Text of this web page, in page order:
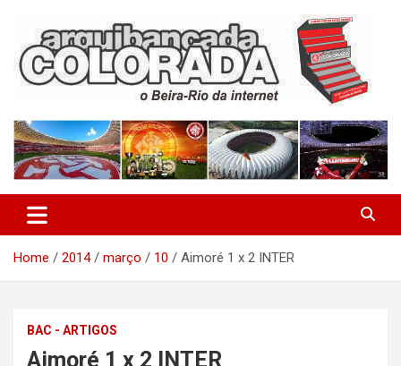
content
Arquibancada Colorada
Home 2014 março 10 Aimoré 1 x 2 INTER
BAC - ARTIGOS
Aimoré 1 x 2 INTER